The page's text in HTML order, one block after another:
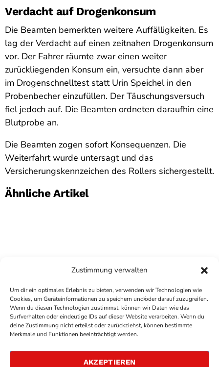
Zustimmung verwalten
Um dir ein optimales Erlebnis zu bieten, verwenden wir Technologien wie
Cookies, um Geräteinformationen zu speichern und/oder darauf zuzugreifen.
Wenn du diesen Technologien zustimmst, können wir Daten wie das
Surfverhalten oder eindeutige IDs auf dieser Website verarbeiten. Wenn du
deine Zustimmung nicht erteilst oder zurückziehst, können bestimmte
Merkmale und Funktionen beeinträchtigt werden.
AKZEPTIEREN
Verdacht auf Drogenkonsum
Die Beamten bemerkten weitere Auffälligkeiten. Es
lag der Verdacht auf einen zeitnahen Drogenkonsum
vor. Der Fahrer räumte zwar einen weiter
zurückliegenden Konsum ein, versuchte dann aber
im Drogenschnelltest statt Urin Speichel in den
Probenbecher einzufüllen. Der Täuschungsversuch
fiel jedoch auf. Die Beamten ordneten daraufhin eine
Blutprobe an.
Die Beamten zogen sofort Konsequenzen. Die
Weiterfahrt wurde untersagt und das
Versicherungskennzeichen des Rollers sichergestellt.
Ähnliche Artikel
COPYRIGHTANTENNE BAD KREUZNACH